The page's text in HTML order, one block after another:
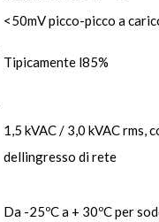
<50mV picco-picco a
Tipicamente l85%
1,5 kVAC / 3,0 kVAC
dellingresso di rete
Da -25ºC a + 30ºC per